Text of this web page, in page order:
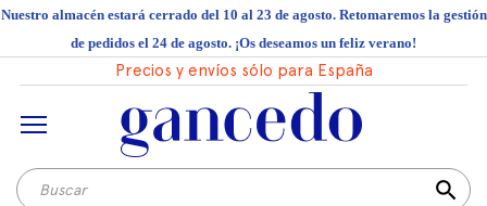
Nuestro almacén estará cerrado del 10 al 23 de agosto. Retomaremos la gestión
de pedidos el 24 de agosto. ¡Os deseamos un feliz verano!
Precios y envíos sólo para España
search